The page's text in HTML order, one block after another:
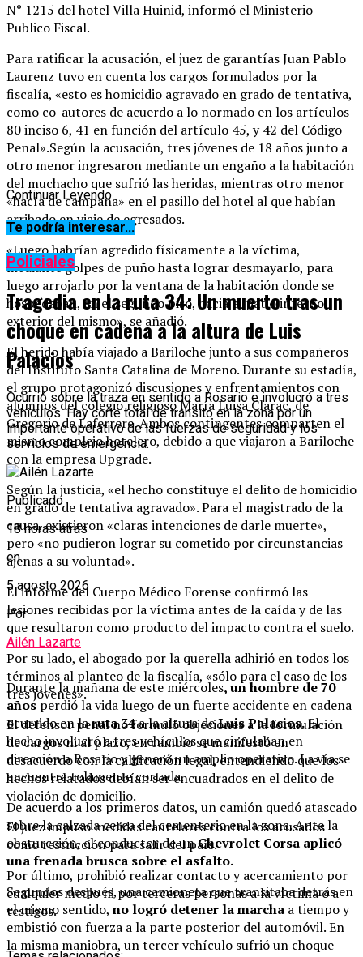
N° 1215 del hotel Villa Huinid, informó el Ministerio
Publico Fiscal.
Para ratificar la acusación, el juez de garantías Juan Pablo
Laurenz tuvo en cuenta los cargos formulados por la
fiscalía, «esto es homicidio agravado en grado de tentativa,
como co-autores de acuerdo a lo normado en los artículos
80 inciso 6, 41 en función del artículo 45, y 42 del Código
Penal».Según la acusación, tres jóvenes de 18 años junto a
otro menor ingresaron mediante un engaño a la habitación
del muchacho que sufrió las heridas, mientras otro menor
«hacía de campana» en el pasillo del hotel al que habían
arribado en viaje de egresados.
«Luego habrían agredido físicamente a la víctima,
mediante golpes de puño hasta lograr desmayarlo, para
luego arrojarlo por la ventana de la habitación donde se
hospedaban, en el segundo piso, hacia el patio interno
exterior del mismo», se añadió.
El herido había viajado a Bariloche junto a sus compañeros
del Instituto Santa Catalina de Moreno. Durante su estadía,
el grupo protagonizó discusiones y enfrentamientos con
alumnos del colegio religioso María Luisa Clarac, de
Gregorio de Laferrere. Ambos contingentes comparten el
mismo complejo hotelero, debido a que viajaron a Bariloche
con la empresa Upgrade.
Según la justicia, «el hecho constituye el delito de homicidio
en grado de tentativa agravado». Para el magistrado de la
causa, existieron «claras intenciones de darle muerte»,
pero «no pudieron lograr su cometido por circunstancias
ajenas a su voluntad».
El informe del Cuerpo Médico Forense confirmó las
lesiones recibidas por la víctima antes de la caída y de las
que resultaron como producto del impacto contra el suelo.
Por su lado, el abogado por la querella adhirió en todos los
términos al planteo de la fiscalía, «sólo para el caso de los
tres jóvenes».
El defensor penal no formuló objeciones a la formulación
de cargos ni al plazo, en cambio se manifestó en
desacuerdo con la calificación legal, entendiendo que los
hechos relatados debían ser encuadrados en el delito de
violación de domicilio.
El juez impuso medidas cautelares contra los acusados
como restricción para salir del país.
Por último, prohibió realizar contacto y acercamiento por
cualquier medio ni por terceras personas a la víctima o a
testigos.
Continuar Leyendo
Te podría interesar...
Policiales
Tragedia en la ruta 34: Un muerto tras un
choque en cadena a la altura de Luis
Palacios
Ocurrió sobre la traza en sentido a Rosario e involucró a tres
vehículos. Hay corte total de tránsito en la zona por un
importante operativo de las fuerzas de seguridad y los
servicios de emergencia.
Publicado
18 horas atrás
en
5 agosto 2026
Por
Ailén Lazarte
Durante la mañana de este miércoles, un hombre de 70
años perdió la vida luego de un fuerte accidente en cadena
ocurrido en laruta 34a la altura deLuis Palacios.El
hecho involucró a tres vehículos que circulaban en
dirección a Rosario y generó un amplio operativo. La vía se
encuentra tolamente cortada.
De acuerdo a los primeros datos, un camión quedó atascado
sobre la calzada cerca del cementerio en la zona. Ante la
obsturcción, el conductor de unChevrolet Corsa aplicó
una frenada brusca sobre el asfalto.
Segundos después, una camioneta que transitaba detrás en
el mismo sentido, no logró detener la marcha a tiempo y
embistió con fuerza a la parte posterior del automóvil. En
la misma maniobra, un tercer vehículo sufrió un choque